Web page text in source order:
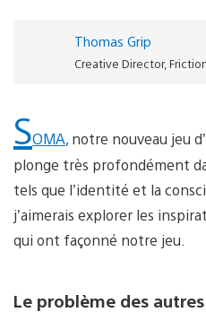
Thomas Grip
Creative Director,
SOMA, notre nouveau jeu
plonge très profondément
tels que l’identité et la
j’aimerais explorer les
qui ont façonné notre jeu.
Le problème des